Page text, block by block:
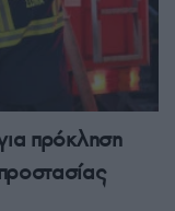
πρόκληση